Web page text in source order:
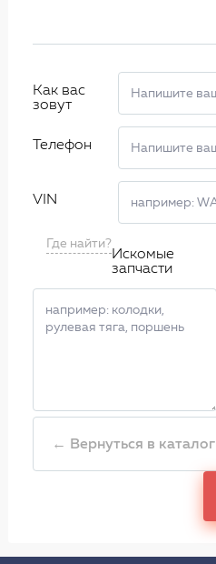
Как вас
зовут
Телефон
VIN
Где найти?
Искомые
запчасти
← Вернуться в каталог